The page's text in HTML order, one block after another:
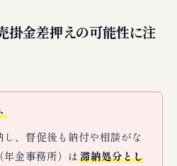
掛金差押えの可能性に注
、督促後も納付や相談がな
金事務所）は滞納処分とし